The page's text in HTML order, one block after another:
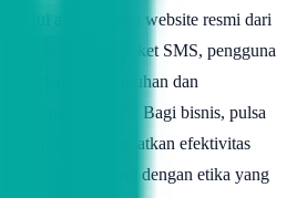
aplikasi atau website resmi dari
pulsa paket SMS, pengguna
dengan kebutuhan dan
mengirim SMS. Bagi bisnis, pulsa
untuk meningkatkan efektivitas
SMS marketing dengan etika yang